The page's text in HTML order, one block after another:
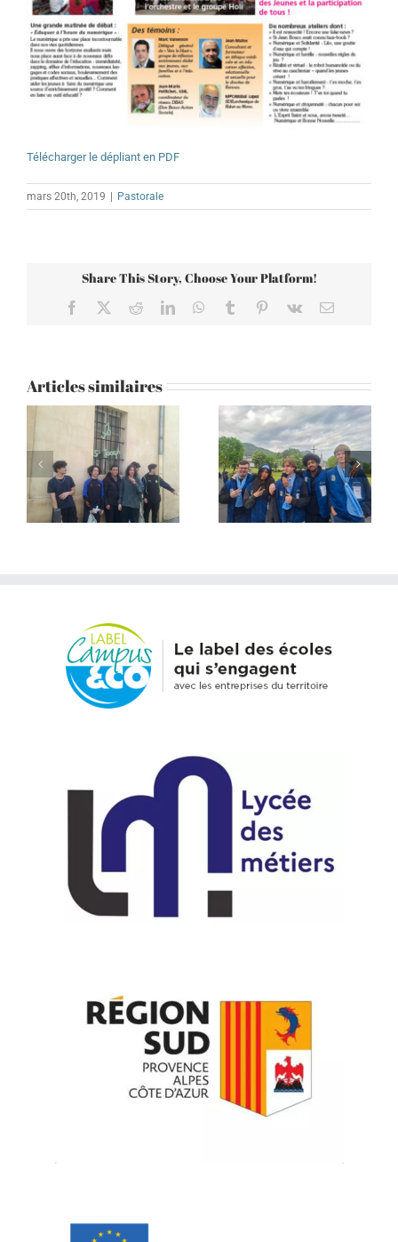
Télécharger le dépliant en PDF
mars 20th, 2019 | Pastorale
Share This Story, Choose Your Platform!
Facebook RedditLinkedInWhatsApp
Tumblr Pinterest
Vk Email
Articles similaires
Lourdes 2026 – Une
expérience
incroyable et
extraordinaire
Rencontre avec
Frère Luc de Taizé –
Tout quitter